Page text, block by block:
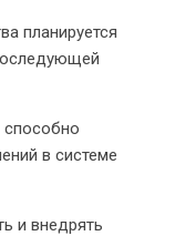
планируется
способно
в системе
и внедрять